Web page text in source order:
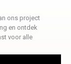
ons project
en ontdek
voor alle